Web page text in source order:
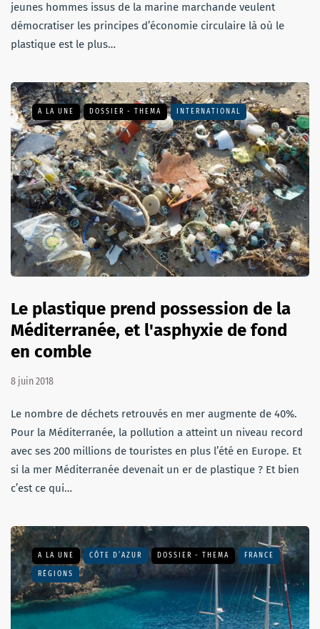
jeunes hommes issus de la marine marchande veulent
démocratiser les principes d’économie circulaire là où le
plastique est le plus…
A LA UNE DOSSIER - THEMA INTERNATIONAL
Le plastique prend possession de la
Méditerranée, et l'asphyxie de fond
en comble
8 juin 2018
Le nombre de déchets retrouvés en mer augmente de 40%.
Pour la Méditerranée, la pollution a atteint un niveau record
avec ses 200 millions de touristes en plus l’été en Europe. Et
si la mer Méditerranée devenait un er de plastique ? Et bien
c’est ce qui…
A LA UNE CÔTE D’AZUR DOSSIER - THEMA FRANCE
RÉGIONS